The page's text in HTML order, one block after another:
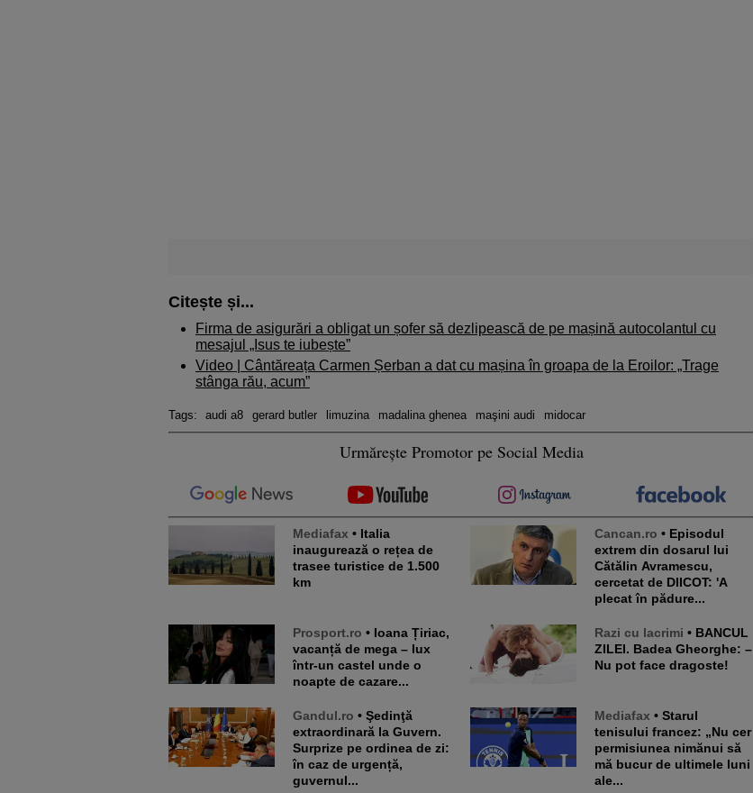
Citește și...
Firma de asigurări a obligat un șofer să dezlipească de pe mașină autocolantul cu
mesajul „Isus te iubește”
Video | Cântăreața Carmen Șerban a dat cu mașina în groapa de la Eroilor: „Trage
stânga rău, acum”
Tags: audi a8 gerard butler limuzina madalina ghenea maşini audi midocar
Urmărește Promotor pe Social Media
Mediafax • Italia
inaugurează o rețea de
trasee turistice de 1.500
km
Cancan.ro • Episodul
extrem din dosarul lui
Cătălin Avramescu,
cercetat de DIICOT: 'A
plecat în pădure...
Prosport.ro • Ioana Țiriac,
vacanță de mega – lux
într-un castel unde o
noapte de cazare...
Razi cu lacrimi • BANCUL
ZILEI. Badea Gheorghe: –
Nu pot face dragoste!
Gandul.ro • Şedinţă
extraordinară la Guvern.
Surprize pe ordinea de zi:
în caz de urgență,
guvernul...
Mediafax • Starul
tenisului francez: „Nu cer
permisiunea nimănui să
mă bucur de ultimele luni
ale...